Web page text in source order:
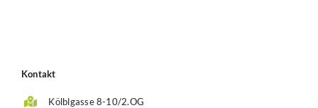
Kontakt
Kölblgasse 8-10/2.OG